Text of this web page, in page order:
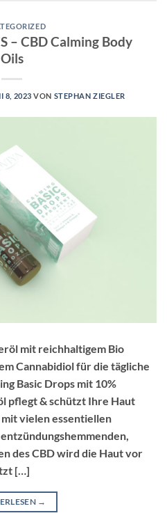
– CBD Calming Body
Oils
8, 2023 VON STEPHAN ZIEGLER
mit reichhaltigem Bio
Cannabidiol für die tägliche
Basic Drops mit 10%
pflegt & schützt Ihre Haut
vielen essentiellen
des CBD wird die Haut vor
[…]
→